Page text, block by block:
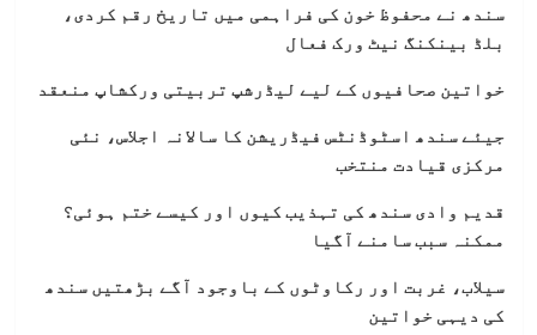
سندھ نے محفوظ خون کی فراہمی میں تاریخ رقم کردی،
بلڈ بینکنگ نیٹ ورک فعال
خواتین صحافیوں کے لیے لیڈرشپ تربیتی ورکشاپ منعقد
جیئے سندھ اسٹوڈنٹس فیڈریشن کا سالانہ اجلاس، نئی
مرکزی قیادت منتخب
قدیم وادی سندھ کی تہذیب کیوں اور کیسے ختم ہوئی؟
ممکنہ سبب سامنے آگیا
سیلاب، غربت اور رکاوٹوں کے باوجود آگے بڑھتیں سندھ
کی دیہی خواتین